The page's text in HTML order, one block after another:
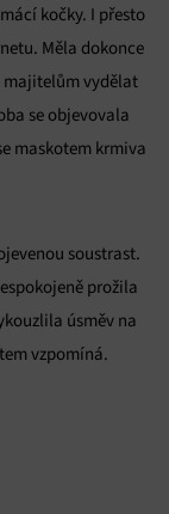
kočky. I přesto
Měla dokonce
majitelům vydělat
se objevovala
maskotem krmiva
soustrast.
prožila
úsměv na
vzpomíná.